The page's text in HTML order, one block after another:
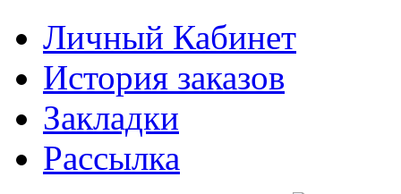
Личный Кабинет
История заказов
Закладки
Рассылка